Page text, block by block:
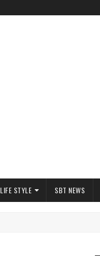
LIFE STYLE SBT NEWS